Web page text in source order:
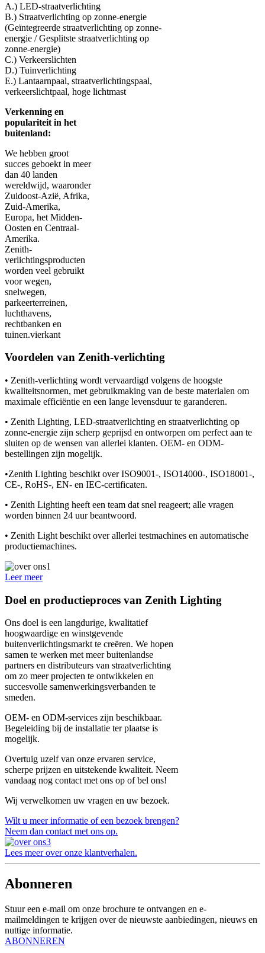
A.) LED-straatverlichting
B.) Straatverlichting op zonne-energie
(Geïntegreerde straatverlichting op zonne-
energie / Gesplitste straatverlichting op
zonne-energie)
C.) Verkeerslichten
D.) Tuinverlichting
E.) Lantaarnpaal, straatverlichtingspaal,
verkeerslichtpaal, hoge lichtmast
Verkenning en
populariteit in het
buitenland:
We hebben groot
succes geboekt in meer
dan 40 landen
wereldwijd, waaronder
Zuidoost-Azië, Afrika,
Zuid-Amerika,
Europa, het Midden-
Oosten en Centraal-
Amerika.
Zenith-
verlichtingsproducten
worden veel gebruikt
voor wegen,
snelwegen,
parkeerterreinen,
luchthavens,
rechtbanken en
tuinen.vierkant
Voordelen van Zenith-verlichting
• Zenith-verlichting wordt vervaardigd volgens de hoogste
kwaliteitsnormen, met gebruikmaking van de beste materialen om
maximale efficiëntie en een lange levensduur te garanderen.
• Zenith Lighting, LED-straatverlichting en straatverlichting op
zonne-energie zijn scherp geprijsd en ontworpen om perfect aan te
sluiten op de wensen van allerlei klanten. OEM- en ODM-
bestellingen zijn mogelijk.
•Zenith Lighting beschikt over ISO9001-, ISO14000-, ISO18001-,
CE-, RoHS-, EN- en IEC-certificaten.
• Zenith Lighting heeft een team dat snel reageert; alle vragen
worden binnen 24 uur beantwoord.
• Zenith Light beschikt over allerlei testmachines en automatische
productiemachines.
Leer meer
Doel en productieproces van Zenith Lighting
Ons doel is een langdurige, kwalitatief
hoogwaardige en winstgevende
buitenverlichtingsmarkt te creëren. We hopen
samen te werken met meer buitenlandse
partners en distributeurs van straatverlichting
om zo meer projecten te ontwikkelen en
succesvolle samenwerkingsverbanden te
smeden.
OEM- en ODM-services zijn beschikbaar.
Begeleiding bij de installatie ter plaatse is
mogelijk.
Overtuig uzelf van onze ervaren service,
scherpe prijzen en uitstekende kwaliteit. Neem
vandaag nog contact met ons op of bel ons!
Wij verwelkomen uw vragen en uw bezoek.
Wilt u meer informatie of een bezoek brengen?
Neem dan contact met ons op.
Lees meer over onze klantverhalen.
Abonneren
Stuur een e-mail om onze brochure te ontvangen en e-
mailmeldingen te krijgen over de nieuwste aanbiedingen, nieuws en
nuttige informatie.
ABONNEREN